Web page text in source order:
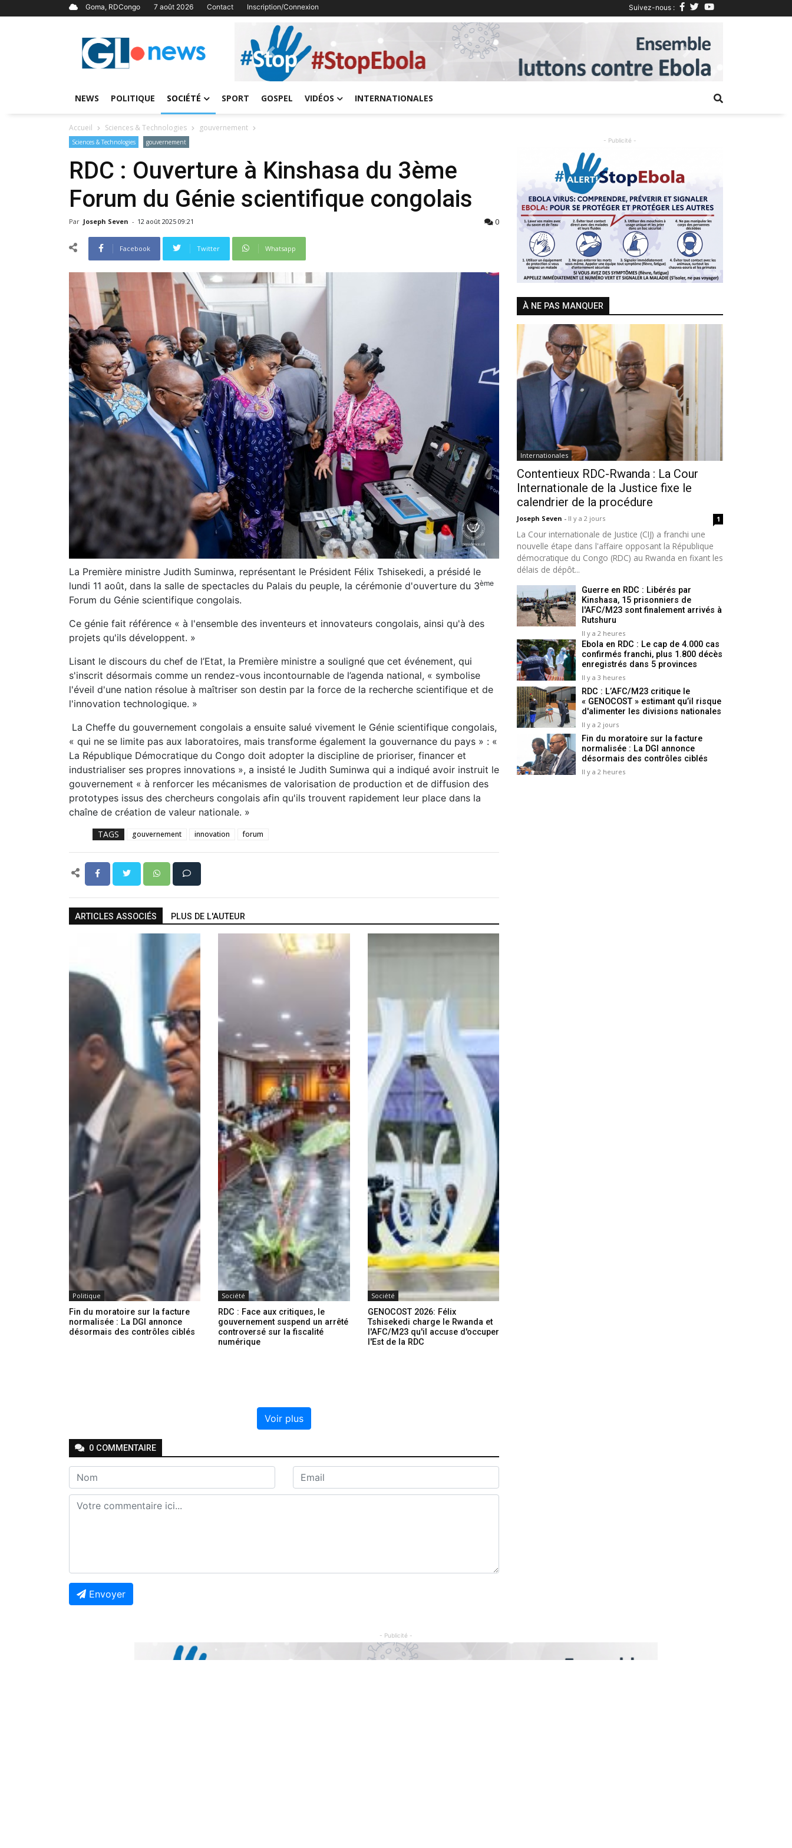
Goma, RDCongo 7 août 2026 Contact Inscription/Connexion Suivez-nous :
Previous Next
NEWS POLITIQUE SOCIÉTÉ SPORT GOSPEL VIDÉOS INTERNATIONALES
Accueil Sciences & Technologies gouvernement
Sciences & Technologies gouvernement
RDC : Ouverture à Kinshasa du 3ème
Forum du Génie scientifique congolais
Par Joseph Seven - 12 août 2025 09:21 0
Facebook Twitter Whatsapp
La Première ministre Judith Suminwa, représentant le Président Félix Tshisekedi, a présidé le
lundi 11 août, dans la salle de spectacles du Palais du peuple, la cérémonie d'ouverture du 3ème
Forum du Génie scientifique congolais.
Ce génie fait référence « à l'ensemble des inventeurs et innovateurs congolais, ainsi qu'à des
projets qu'ils développent. »
Lisant le discours du chef de l’Etat, la Première ministre a souligné que cet événement, qui
s'inscrit désormais comme un rendez-vous incontournable de l’agenda national, « symbolise
l'éveil d'une nation résolue à maîtriser son destin par la force de la recherche scientifique et de
l'innovation technologique. »
La Cheffe du gouvernement congolais a ensuite salué vivement le Génie scientifique congolais,
« qui ne se limite pas aux laboratoires, mais transforme également la gouvernance du pays » : «
La République Démocratique du Congo doit adopter la discipline de prioriser, financer et
industrialiser ses propres innovations », a insisté le Judith Suminwa qui a indiqué avoir instruit le
gouvernement « à renforcer les mécanismes de valorisation de production et de diffusion des
prototypes issus des chercheurs congolais afin qu'ils trouvent rapidement leur place dans la
chaîne de création de valeur nationale. »
TAGS gouvernement innovation forum
ARTICLES ASSOCIÉS PLUS DE L'AUTEUR
Politique
Fin du moratoire sur la facture
normalisée : La DGI annonce
désormais des contrôles ciblés
Société
RDC : Face aux critiques, le
gouvernement suspend un arrêté
controversé sur la fiscalité
numérique
Société
GENOCOST 2026: Félix
Tshisekedi charge le Rwanda et
l'AFC/M23 qu'il accuse d'occuper
l'Est de la RDC
Voir plus
0 COMMENTAIRE
Envoyer
- Publicité -
Previous Next
À NE PAS MANQUER
Internationales
Contentieux RDC-Rwanda : La Cour
Internationale de la Justice fixe le
calendrier de la procédure
Joseph Seven - Il y a 2 jours 1
La Cour internationale de Justice (CIJ) a franchi une
nouvelle étape dans l'affaire opposant la République
démocratique du Congo (RDC) au Rwanda en fixant les
délais de dépôt...
Guerre en RDC : Libérés par
Kinshasa, 15 prisonniers de
l'AFC/M23 sont finalement arrivés à
Rutshuru
Il y a 2 heures
Ebola en RDC : Le cap de 4.000 cas
confirmés franchi, plus 1.800 décès
enregistrés dans 5 provinces
Il y a 3 heures
RDC : L’AFC/M23 critique le
« GENOCOST » estimant qu’il risque
d'alimenter les divisions nationales
Il y a 2 jours
Fin du moratoire sur la facture
normalisée : La DGI annonce
désormais des contrôles ciblés
Il y a 2 heures
- Publicité -